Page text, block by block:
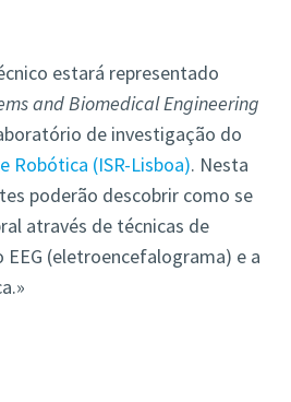
estará representado
and Biomedical Engineering
de investigação do
Robótica (ISR-Lisboa). Nesta
poderão descobrir como se
através de técnicas de
(eletroencefalograma) e a